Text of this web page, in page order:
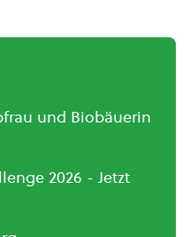
und Biobäuerin
2026 - Jetzt